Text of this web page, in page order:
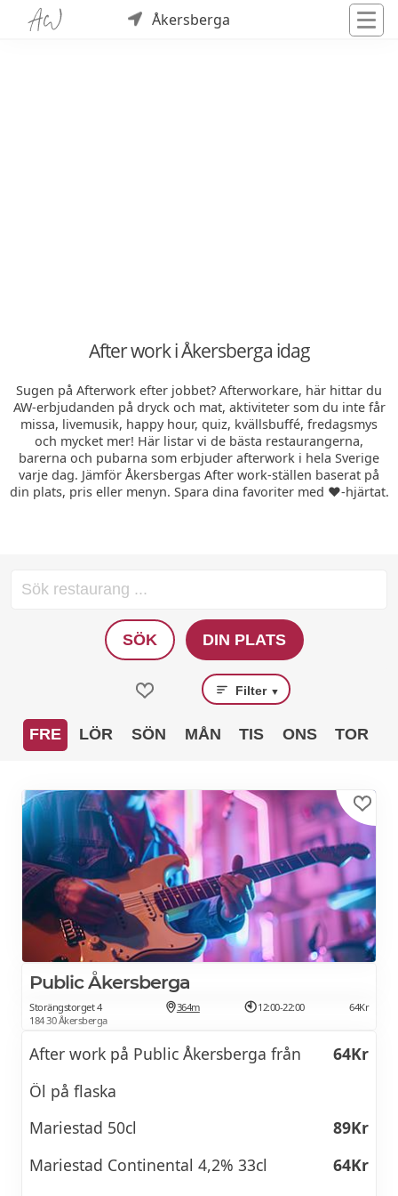
Åkersberga
After work i Åkersberga idag
Sugen på Afterwork efter jobbet? Afterworkare, här hittar du
AW-erbjudanden på dryck och mat, aktiviteter som du inte får
missa, livemusik, happy hour, quiz, kvällsbuffé, fredagsmys
och mycket mer! Här listar vi de bästa restaurangerna,
barerna och pubarna som erbjuder afterwork i hela Sverige
varje dag. Jämför Åkersbergas After work-ställen baserat på
din plats, pris eller menyn. Spara dina favoriter med ❤️-hjärtat.
SÖK DIN PLATS
Filter ▼
FRE LÖR SÖN MÅN TIS ONS TOR
Public Åkersberga
Storängstorget 4
184 30 Åkersberga
364m 12:00-22:00 64Kr
After work på Public Åkersberga från
64Kr
Öl på flaska
Mariestad 50cl
89Kr
Mariestad Continental 4,2% 33cl
64Kr